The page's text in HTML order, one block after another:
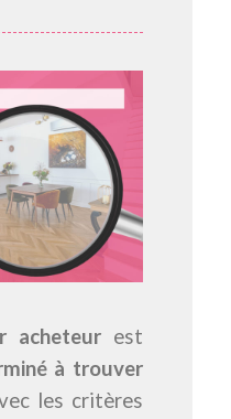
acheteur est
à trouver
les critères